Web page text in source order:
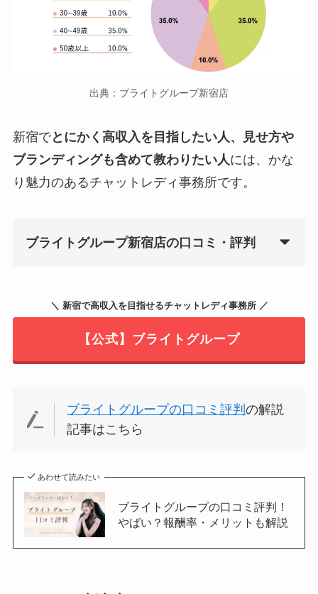
出典：ブライトグループ新宿店
新宿でとにかく高収入を目指したい人、見せ方や
ブランディングも含めて教わりたい人 には、かな
り魅力のあるチャットレディ事務所です。
ブライトグループ新宿店の口コミ・評判
＼ 新宿で高収入を目指せるチャットレディ事務所 ／
【公式】ブライトグループ
ブライトグループの口コミ評判の解説
記事はこちら
あわせて読みたい
ブライトグループの口コミ評判！
やばい？報酬率・メリットも解説